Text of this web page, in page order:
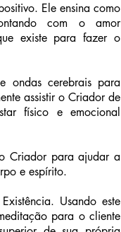
Ele ensina como
com o amor
existe para fazer o
ondas cerebrais para
assistir o Criador de
físico e emocional
Criador para ajudar a
e espírito.
Usando este
para o cliente